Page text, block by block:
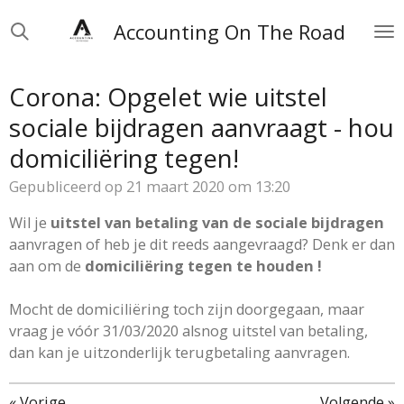
Ga
direct
hoofdinhoud
Accounting On The Road
Corona: Opgelet wie uitstel
sociale bijdragen aanvraagt - hou
domiciliëring tegen!
Gepubliceerd op 21 maart 2020 om 13:20
Wil je uitstel van betaling van de sociale bijdragen
aanvragen of heb je dit reeds aangevraagd? Denk er dan
aan om de domiciliëring tegen te houden !
Mocht de domiciliëring toch zijn doorgegaan, maar
vraag je vóór 31/03/2020 alsnog uitstel van betaling,
dan kan je uitzonderlijk terugbetaling aanvragen.